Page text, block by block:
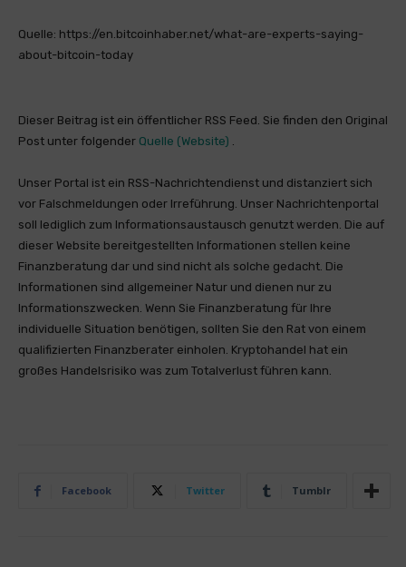
Quelle: https://en.bitcoinhaber.net/what-are-experts-saying-
about-bitcoin-today
Dieser Beitrag ist ein öffentlicher RSS Feed. Sie finden den Original
Post unter folgender Quelle (Website) .
Unser Portal ist ein RSS-Nachrichtendienst und distanziert sich
vor Falschmeldungen oder Irreführung. Unser Nachrichtenportal
soll lediglich zum Informationsaustausch genutzt werden. Die auf
dieser Website bereitgestellten Informationen stellen keine
Finanzberatung dar und sind nicht als solche gedacht. Die
Informationen sind allgemeiner Natur und dienen nur zu
Informationszwecken. Wenn Sie Finanzberatung für Ihre
individuelle Situation benötigen, sollten Sie den Rat von einem
qualifizierten Finanzberater einholen. Kryptohandel hat ein
großes Handelsrisiko was zum Totalverlust führen kann.
Facebook Twitter Tumblr